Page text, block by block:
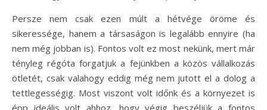
Persze nem csak ezen múlt a hétvége öröme és
sikeressége, hanem a társaságon is legalább ennyire (ha
nem még jobban is). Fontos volt ez most nekünk, mert már
tényleg régóta forgatjuk a fejünkben a közös vállalkozás
ötletét, csak valahogy eddig még nem jutott el a dolog a
tettlegességig. Most viszont volt időnk és a környezet is
épp ideális volt ahhoz, hogy végig beszéljük a fontos